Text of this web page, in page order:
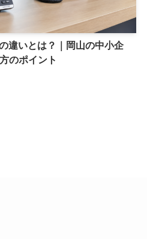
違いとは？｜岡山の中小企
のポイント